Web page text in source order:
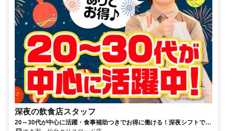
深夜の飲食店スタッフ
20～30代が中心に活躍・食事補助つきでお得に働ける！深夜シフトで稼